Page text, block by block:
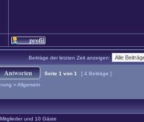
Beiträge der letzten Zeit anzeigen:
Seite 1 von 1
[ 4 Beiträge ]
» Allgemein
und 10 Gäste